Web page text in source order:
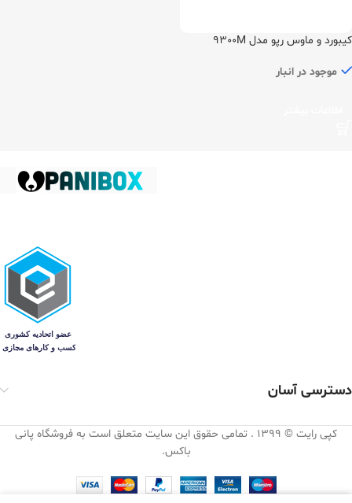
کیبورد و ماوس رپو مدل 9300M
موجود در انبار
دسترسی آسان
کپی رایت © 1399 . تمامی حقوق این سایت متعلق است به فروشگاه پانی
باکس.